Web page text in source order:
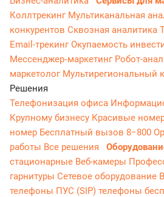
Коллтрекинг Мультиканальная
конкурентов Сквозная аналитика
Email-трекингОкупаемость
Мессенджер‑маркетинг Робот-
маркетолог Мультирегиональный
Решения
Телефонизация офиса
Крупному бизнесу Красивые
номер Бесплатный вызов 8−800
работы Все решения
стационарные Веб-камеры
гарнитуры Сетевое оборудование
телефоны ПУС (SIP) телефоны